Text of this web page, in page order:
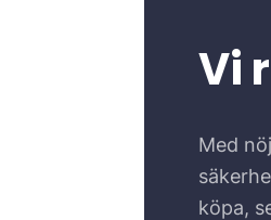
Vi
Med
köpa,